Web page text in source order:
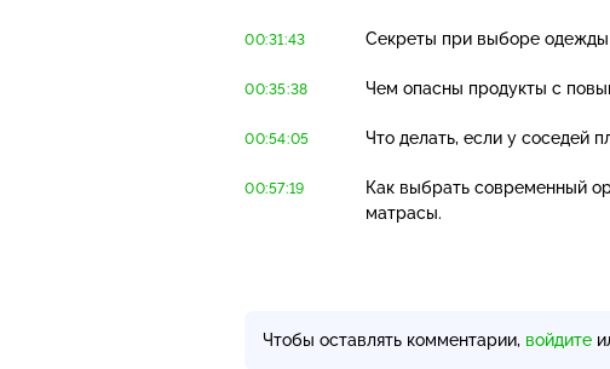
00:31:43 Секреты при выборе
00:35:38 Чем опасны продукты с
00:54:05 Что делать, если у соседей
00:57:19
Как выбрать современный
матрасы.
Чтобы оставлять комментарии, войдите